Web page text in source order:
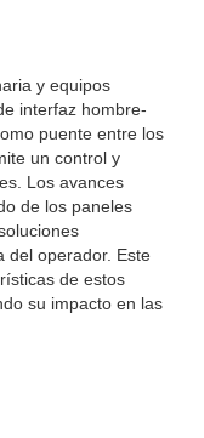
y equipos
interfaz hombre-
puente entre los
un control y
Los avances
de los paneles
del operador. Este
de estos
su impacto en las